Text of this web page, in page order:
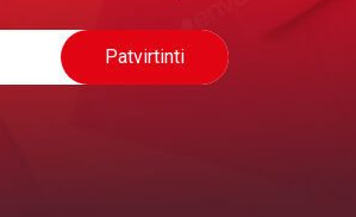
Patvirtinti